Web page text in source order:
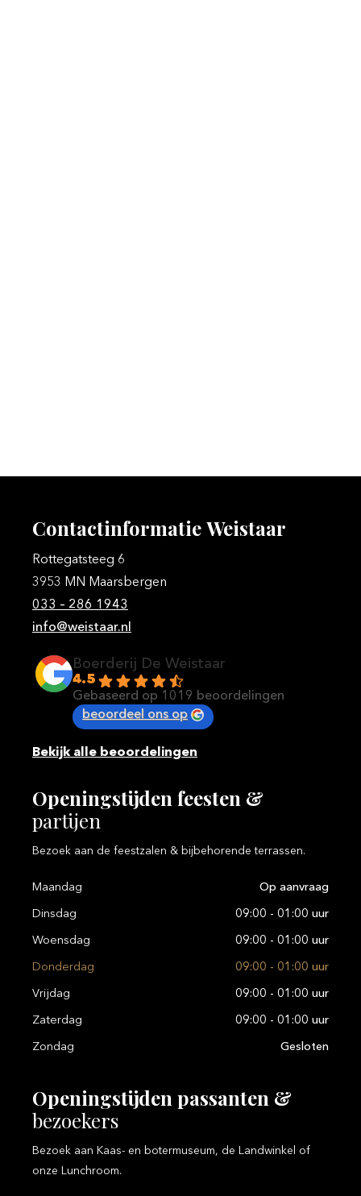
ContactinformatieWeistaar
Rottegatsteeg 6
3953 MN Maarsbergen
033 – 286 1943
info@weistaar.nl
Boerderij De Weistaar
4.5
Gebaseerd op 1019 beoordelingen
beoordeel ons op
Bekijk alle beoordelingen
Openingstijden feesten &
partijen
Bezoek aan de feestzalen & bijbehorende terrassen.
Maandag Op aanvraag
Dinsdag 09:00 - 01:00 uur
Woensdag 09:00 - 01:00 uur
Donderdag 09:00 - 01:00 uur
Vrijdag 09:00 - 01:00 uur
Zaterdag 09:00 - 01:00 uur
Zondag Gesloten
Openingstijden passanten &
bezoekers
Bezoek aan Kaas- en botermuseum, de Landwinkel of
onze Lunchroom.